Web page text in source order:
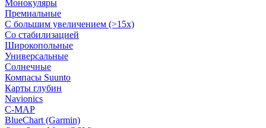
Монокуляры
Премиальные
С большим увеличением (>15x)
Со стабилизацией
Широкопольные
Универсальные
Солнечные
Компасы Suunto
Карты глубин
Navionics
C-MAP
BlueChart (Garmin)